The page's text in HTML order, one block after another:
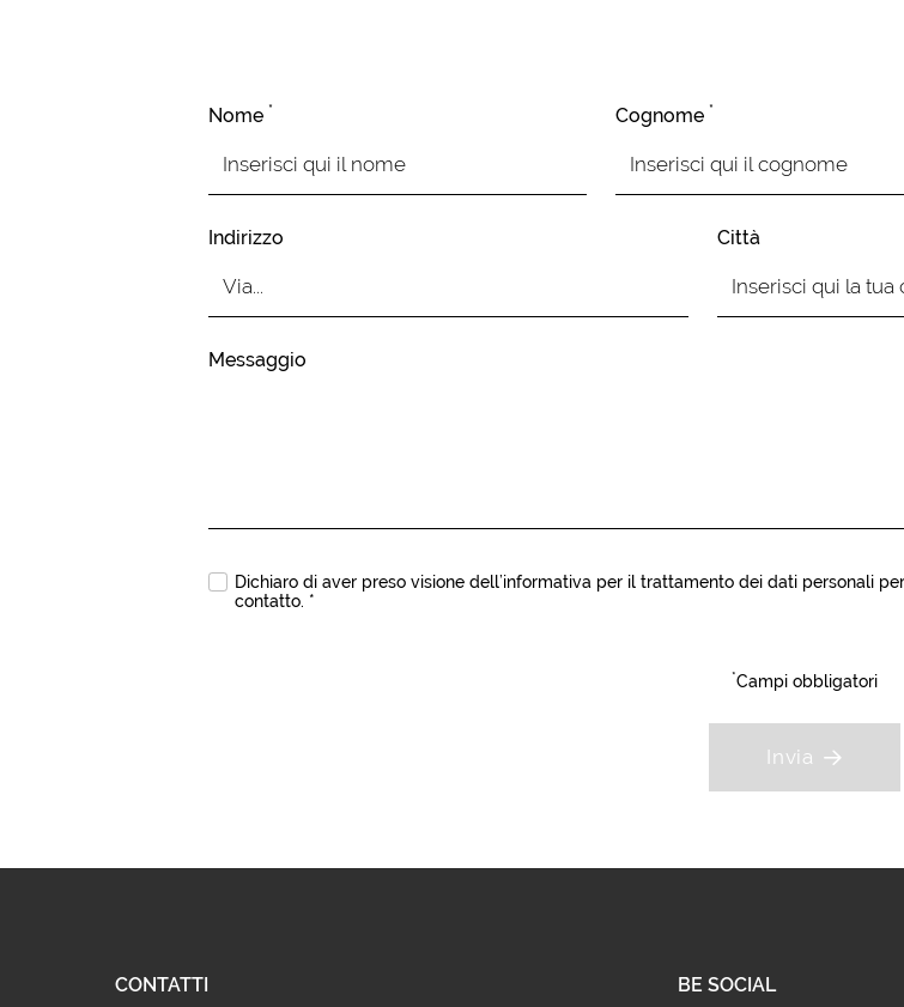
Nome * Cognome *
Indirizzo Città
Messaggio
Dichiaro di aver preso visione dell’informativa per il trattamento dei dati personali
contatto. *
*Campi obbligatori
Invia
CONTATTI BE SOCIAL